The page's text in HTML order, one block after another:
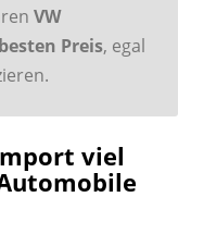
VW
Preis, egal
viel